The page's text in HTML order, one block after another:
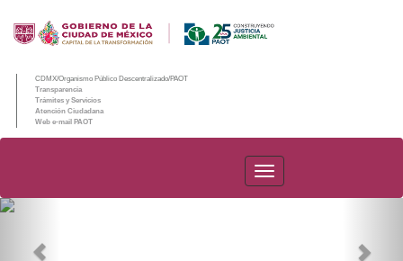
CDMX/Organismo Público Descentralizado/PAOT
Transparencia
Trámites y Servicios
Atención Ciudadana
Web e-mail PAOT
PAOT